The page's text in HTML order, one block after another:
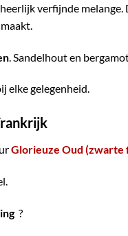
verfijnde
. Sandelhout en
elke gelegenheid.
Glorieuze Oud (zwarte
?